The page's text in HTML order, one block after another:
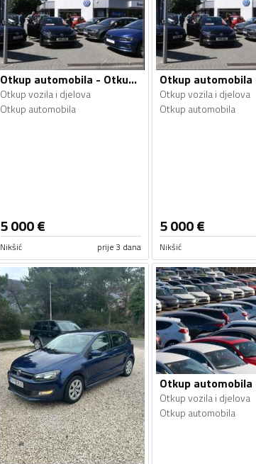
Otkup automobila - Otkup vozila i djelova
Otkup vozila i djelova
Otkup automobila
5 000€
Nikšić prije 3 dana
Otkup vozila i djelova
Otkup automobila
5 000€
Nikšić
Otkup vozila i djelova
Otkup automobila